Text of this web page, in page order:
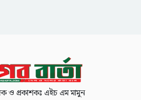
ও প্রকাশকঃ এইচ এম মামুন